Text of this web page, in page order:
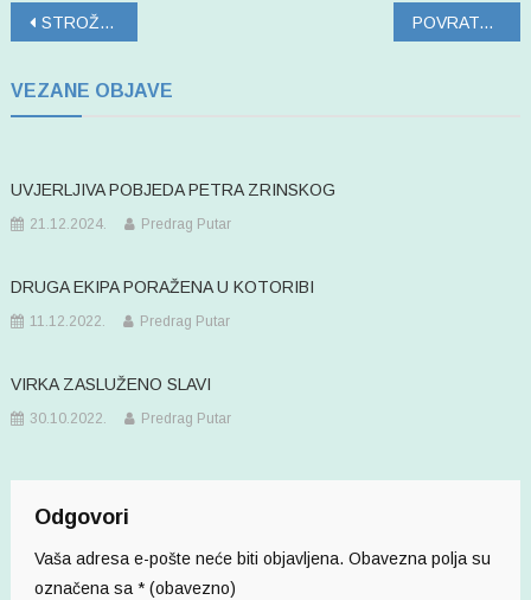
Navigacija
STROŽE MJERE POVRATAK NA PARKET
VEZANE OBJAVE
UVJERLJIVA POBJEDA PETRA ZRINSKOG
21.12.2024. Predrag Putar
DRUGA EKIPA PORAŽENA U KOTORIBI
11.12.2022. Predrag Putar
VIRKA ZASLUŽENO SLAVI
30.10.2022. Predrag Putar
Odgovori
Vaša adresa e-pošte neće biti objavljena. Obavezna polja su
označena sa * (obavezno)